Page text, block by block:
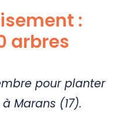
:
arbres
pour planter
Marans (17).